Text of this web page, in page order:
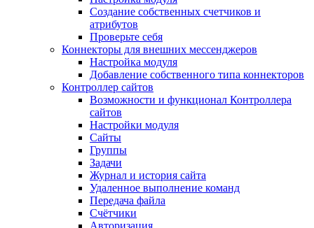
Создание собственных счетчиков и
атрибутов
Проверьте себя
Коннекторы для внешних мессенджеров
Настройка модуля
Добавление собственного типа коннекторов
Контроллер сайтов
Возможности и функционал Контроллера
сайтов
Настройки модуля
Сайты
Группы
Задачи
Журнал и история сайта
Удаленное выполнение команд
Передача файла
Счётчики
Авторизация